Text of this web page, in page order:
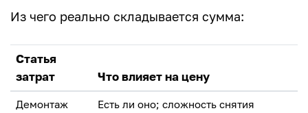
Из чего реально складывается сумма:
Статья
затрат
Что влияет на цену
Демонтаж
Есть ли оно; сложность снятия